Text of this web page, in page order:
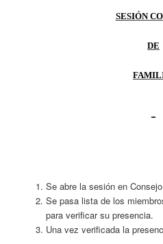
SESIÓN
DE
Se abre la sesión en
Se pasa lista de los
para verificar su presencia.
Una vez verificada la